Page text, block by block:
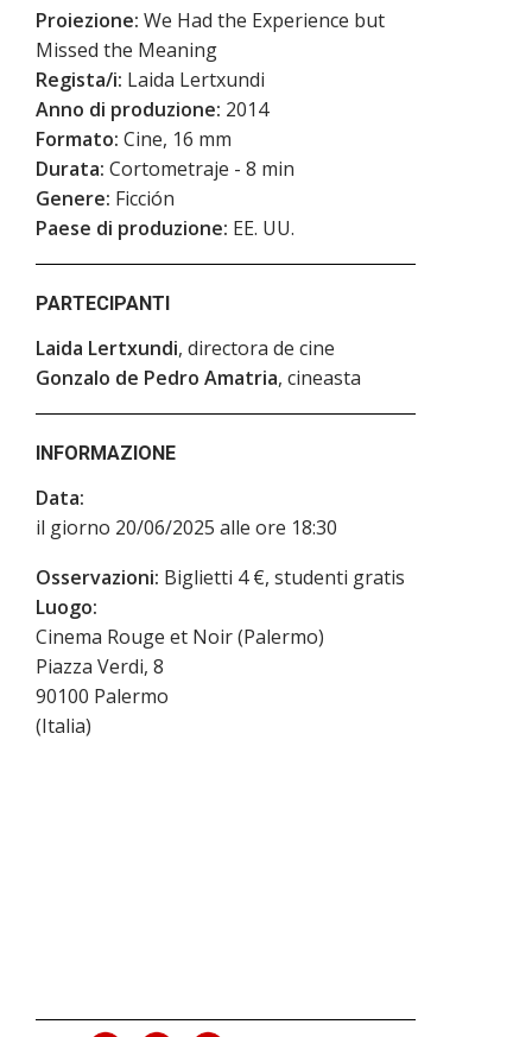
Proiezione: We Had the Experience but
Missed the Meaning
Regista/i: Laida Lertxundi
Anno di produzione: 2014
Formato: Cine, 16 mm
Durata: Cortometraje - 8 min
Genere: Ficción
Paese di produzione: EE. UU.
PARTECIPANTI
Laida Lertxundi, directora de cine
Gonzalo de Pedro Amatria, cineasta
INFORMAZIONE
Data:
il giorno 20/06/2025 alle ore 18:30
Osservazioni: Biglietti 4 €, studenti gratis
Luogo:
Cinema Rouge et Noir (Palermo)
Piazza Verdi, 8
90100 Palermo
(Italia)